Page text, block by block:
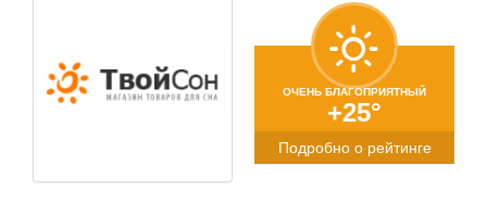
ОЧЕНЬ БЛАГОПРИЯТНЫЙ
+25°
Подробно о рейтинге